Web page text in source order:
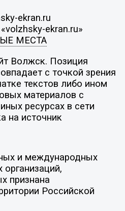
ekran.ru
ekran.ru»
МЕСТА
Волжск. Позиция
с точкой зрения
текстов либо ином
материалов с
ресурсах в сети
на источник
и международных
организаций,
признана
Российской